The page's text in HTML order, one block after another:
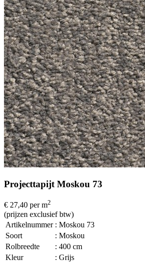
Projecttapijt Moskou 73
€ 27,40 per m2
(prijzen exclusief btw)
Artikelnummer : Moskou 73
Soort
: Moskou
Rolbreedte
: 400 cm
Kleur
: Grijs